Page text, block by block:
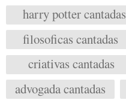
harry potter cantadas
filosoficas cantadas
criativas cantadas
advogada cantadas